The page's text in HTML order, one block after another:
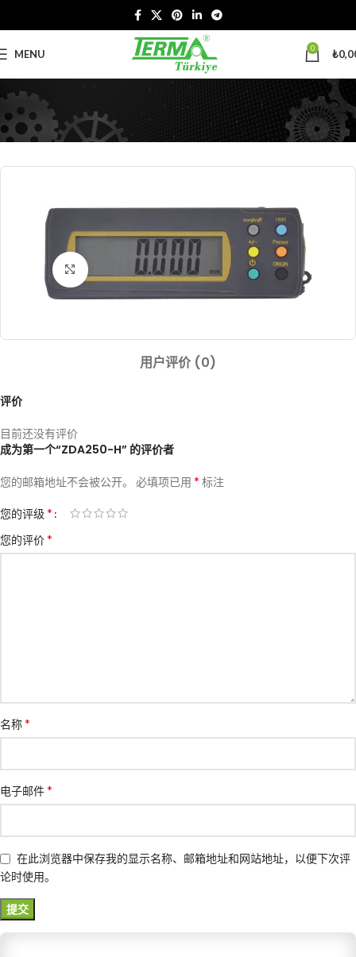
MENU 0 ₺
Click to enlarge
用户评价 (0)
评价
目前还没有评价
成为第一个“ZDA250-H” 的评价者
您的邮箱地址不会被公开。 必填项已用 * 标注
您的评级 *
您的评价*
名称*
电子邮件*
在此浏览器中保存我的显示名称、邮箱地址和网站地址，以便下次评
论时使用。